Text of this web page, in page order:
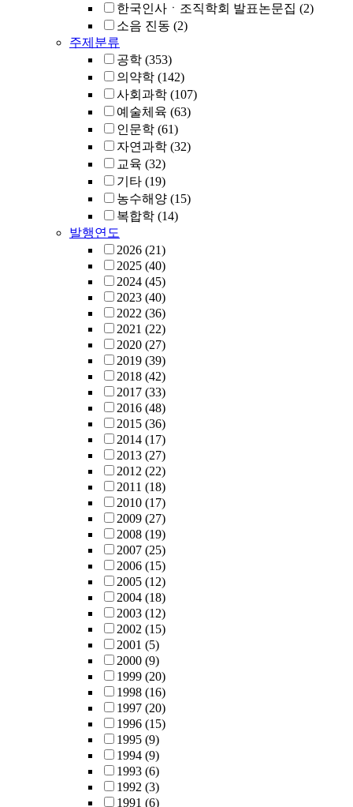
한국인사ㆍ조직학회 발표논문집 (2)
소음 진동 (2)
주제분류
공학 (353)
의약학 (142)
사회과학 (107)
예술체육 (63)
인문학 (61)
자연과학 (32)
교육 (32)
기타 (19)
농수해양 (15)
복합학 (14)
발행연도
2026 (21)
2025 (40)
2024 (45)
2023 (40)
2022 (36)
2021 (22)
2020 (27)
2019 (39)
2018 (42)
2017 (33)
2016 (48)
2015 (36)
2014 (17)
2013 (27)
2012 (22)
2011 (18)
2010 (17)
2009 (27)
2008 (19)
2007 (25)
2006 (15)
2005 (12)
2004 (18)
2003 (12)
2002 (15)
2001 (5)
2000 (9)
1999 (20)
1998 (16)
1997 (20)
1996 (15)
1995 (9)
1994 (9)
1993 (6)
1992 (3)
1991 (6)